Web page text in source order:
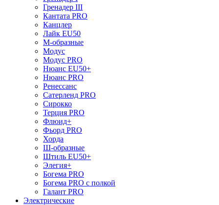
Гренадер III
Кантата PRO
Канцлер
Лайк EU50
М-образные
Модус
Модус PRO
Нюанс EU50+
Нюанс PRO
Ренессанс
Сатерленд PRO
Сирокко
Терция PRO
Флюид+
Фьорд PRO
Хорда
Ш-образные
Штиль EU50+
Элегия+
Богема PRO
Богема PRO с полкой
Галант PRO
Электрические